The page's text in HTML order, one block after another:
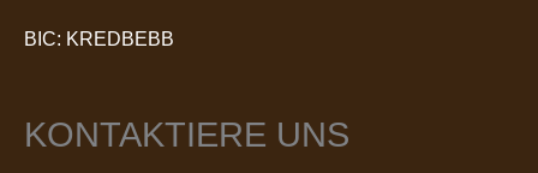
BIC: KREDBEBB
KONTAKTIERE UNS